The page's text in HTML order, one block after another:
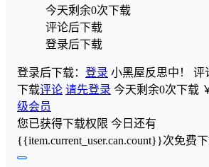
今天剩余0次下载
评论后下载
登录后下载
登录后下载： 登录 小黑屋反思中！ 评
下载评论 请先登录 今天剩余0次下载
级会员
您已获得下载权限 今日还有
{{item.current_user.can.count}}次免费